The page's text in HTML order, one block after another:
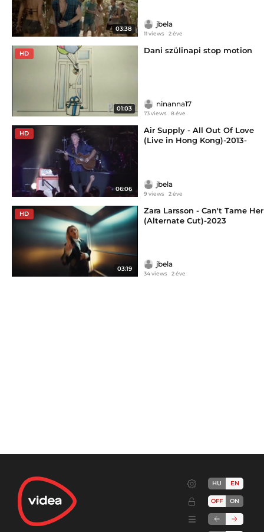
03:38
jbela
11 views 2 éve
HD
01:03
Dani szülinapi stop motion
ninanna17
73 views 8 éve
HD
06:06
Air Supply - All Out Of Love
(Live in Hong Kong)-2013-
jbela
9 views 2 éve
HD
03:19
Zara Larsson - Can't Tame Her
(Alternate Cut)-2023
jbela
34 views 2 éve
HU EN
OFF ON